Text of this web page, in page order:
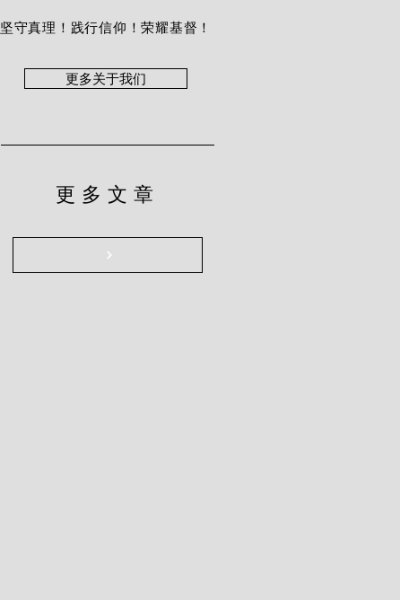
坚守真理！践行信仰！荣耀基督！
更多关于我们
更多文章